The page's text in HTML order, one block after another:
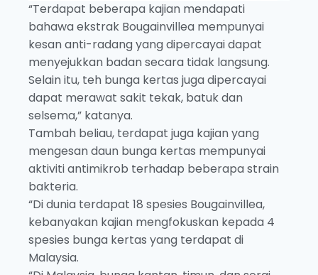
“Terdapat beberapa kajian mendapati
bahawa ekstrak Bougainvillea mempunyai
kesan anti-radang yang dipercayai dapat
menyejukkan badan secara tidak langsung.
Selain itu, teh bunga kertas juga dipercayai
dapat merawat sakit tekak, batuk dan
selsema,” katanya.
Tambah beliau, terdapat juga kajian yang
mengesan daun bunga kertas mempunyai
aktiviti antimikrob terhadap beberapa strain
bakteria.
“Di dunia terdapat 18 spesies Bougainvillea,
kebanyakan kajian mengfokuskan kepada 4
spesies bunga kertas yang terdapat di
Malaysia.